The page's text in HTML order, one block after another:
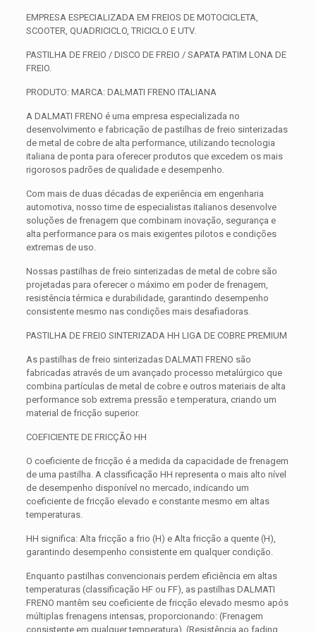
EMPRESA ESPECIALIZADA EM FREIOS DE MOTOCICLETA,
SCOOTER, QUADRICICLO, TRICICLO E UTV.
PASTILHA DE FREIO / DISCO DE FREIO / SAPATA PATIM LONA DE
FREIO.
PRODUTO: MARCA: DALMATI FRENO ITALIANA
A DALMATI FRENO é uma empresa especializada no
desenvolvimento e fabricação de pastilhas de freio sinterizadas
de metal de cobre de alta performance, utilizando tecnologia
italiana de ponta para oferecer produtos que excedem os mais
rigorosos padrões de qualidade e desempenho.
Com mais de duas décadas de experiência em engenharia
automotiva, nosso time de especialistas italianos desenvolve
soluções de frenagem que combinam inovação, segurança e
alta performance para os mais exigentes pilotos e condições
extremas de uso.
Nossas pastilhas de freio sinterizadas de metal de cobre são
projetadas para oferecer o máximo em poder de frenagem,
resistência térmica e durabilidade, garantindo desempenho
consistente mesmo nas condições mais desafiadoras.
PASTILHA DE FREIO SINTERIZADA HH LIGA DE COBRE PREMIUM
As pastilhas de freio sinterizadas DALMATI FRENO são
fabricadas através de um avançado processo metalúrgico que
combina partículas de metal de cobre e outros materiais de alta
performance sob extrema pressão e temperatura, criando um
material de fricção superior.
COEFICIENTE DE FRICÇÃO HH
O coeficiente de fricção é a medida da capacidade de frenagem
de uma pastilha. A classificação HH representa o mais alto nível
de desempenho disponível no mercado, indicando um
coeficiente de fricção elevado e constante mesmo em altas
temperaturas.
HH significa: Alta fricção a frio (H) e Alta fricção a quente (H),
garantindo desempenho consistente em qualquer condição.
Enquanto pastilhas convencionais perdem eficiência em altas
temperaturas (classificação HF ou FF), as pastilhas DALMATI
FRENO mantêm seu coeficiente de fricção elevado mesmo após
múltiplas frenagens intensas, proporcionando: (Frenagem
consistente em qualquer temperatura), (Resistência ao fading